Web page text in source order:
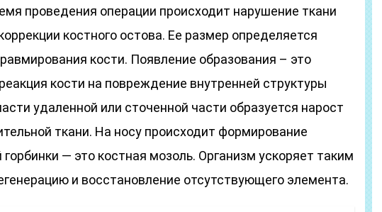
проведения операции происходит нарушение ткани
костного остова. Ее размер определяется
кости. Появление образования – это
кости на повреждение внутренней структуры
удаленной или сточенной части образуется нарост
ткани. На носу происходит формирование
— это костная мозоль. Организм ускоряет таким
и восстановление отсутствующего элемента.